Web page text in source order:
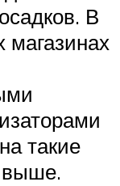
В
магазинах
такие
выше.